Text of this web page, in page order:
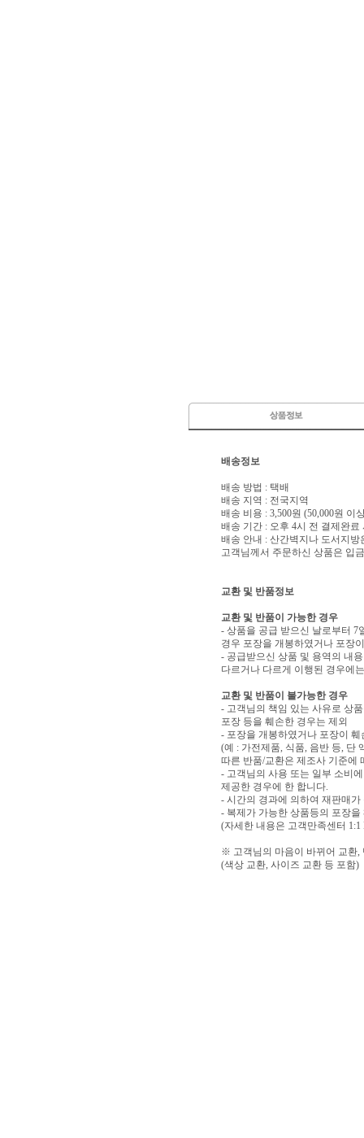
배송정보
배송 방법 : 택배
배송 지역 : 전국지역
배송 비용 : 3,500원 (50,000원 이
배송 기간 : 오후 4시 전 결제완료
배송 안내 : 산간벽지나 도서지
고객님께서 주문하신 상품은 입
교환 및 반품정보
교환 및 반품이 가능한 경우
- 상품을 공급 받으신 날로부터 7
경우 포장을 개봉하였거나 포장
- 공급받으신 상품 및 용역의 내
다르거나 다르게 이행된 경우에
교환 및 반품이 불가능한 경우
- 고객님의 책임 있는 사유로 상
포장 등을 훼손한 경우는 제외
- 포장을 개봉하였거나 포장이
(예 : 가전제품, 식품, 음반 등, 단
따른 반품/교환은 제조사 기준에
- 고객님의 사용 또는 일부 소비
제공한 경우에 한 합니다.
- 시간의 경과에 의하여 재판매
- 복제가 가능한 상품등의 포장을
(자세한 내용은 고객만족센터
※ 고객님의 마음이 바뀌어 교환,
(색상 교환, 사이즈 교환 등 포함)